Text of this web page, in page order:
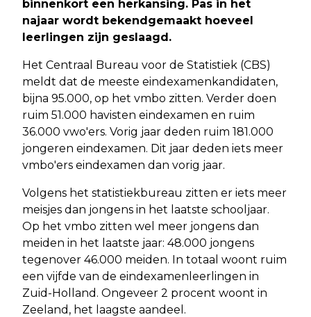
binnenkort een herkansing. Pas in het
najaar wordt bekendgemaakt hoeveel
leerlingen zijn geslaagd.
Het Centraal Bureau voor de Statistiek (CBS)
meldt dat de meeste eindexamenkandidaten,
bijna 95.000, op het vmbo zitten. Verder doen
ruim 51.000 havisten eindexamen en ruim
36.000 vwo'ers. Vorig jaar deden ruim 181.000
jongeren eindexamen. Dit jaar deden iets meer
vmbo'ers eindexamen dan vorig jaar.
Volgens het statistiekbureau zitten er iets meer
meisjes dan jongens in het laatste schooljaar.
Op het vmbo zitten wel meer jongens dan
meiden in het laatste jaar: 48.000 jongens
tegenover 46.000 meiden. In totaal woont ruim
een vijfde van de eindexamenleerlingen in
Zuid-Holland. Ongeveer 2 procent woont in
Zeeland, het laagste aandeel.